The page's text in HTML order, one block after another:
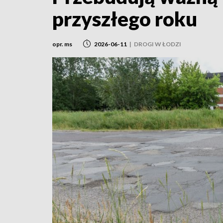
przyszłego roku
opr. ms 2026-06-11 | DROGI W ŁODZI